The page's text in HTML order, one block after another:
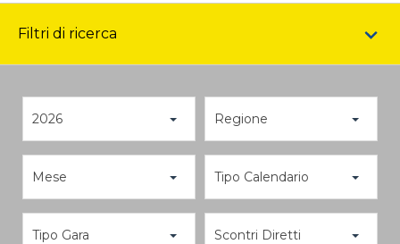
Filtri di ricerca
2026 Regione
Mese Tipo Calendario
Tipo Gara Scontri Diretti